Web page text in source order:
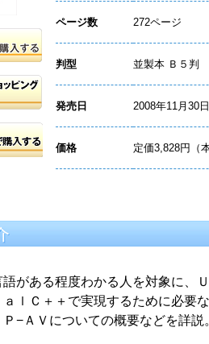
ページ数 272ページ
判型 並製本 Ｂ５判
発売日 2008年11月30日
価格 定価3,828円（
語がある程度わかる人を対象に、
ｌＣ＋＋で実現するために必要
−ＡＶについての概要などを詳説